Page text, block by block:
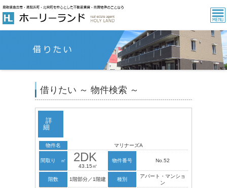
借りたい ～ 物件検索 ～
詳
細
物件名 マリナーズA
間取り ㎡ 2DK
43.15㎡
物件番号 No.52
階数 1階部分／1階建 種別
アパート・マンショ
ン